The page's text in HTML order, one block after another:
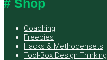
# Shop
Coaching
Freebies
Hacks & Methodensets
Tool-Box Design Thinking